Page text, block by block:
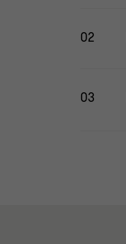
02
03